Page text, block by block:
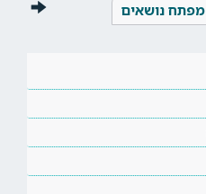
מפתח נושאים